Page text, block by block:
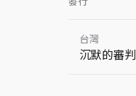
台灣
沉默的審判